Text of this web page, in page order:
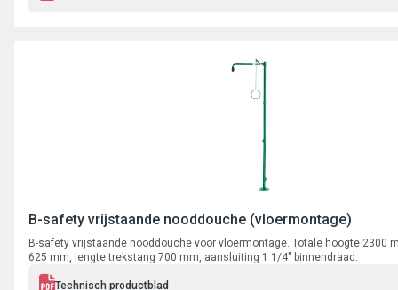
B-safety vrijstaande nooddouche (vloermontage)
B-safety vrijstaande nooddouche voor vloermontage. Totale hoogte 2300
625 mm, lengte trekstang 700 mm, aansluiting 1 1/4" binnendraad.
Technisch productblad